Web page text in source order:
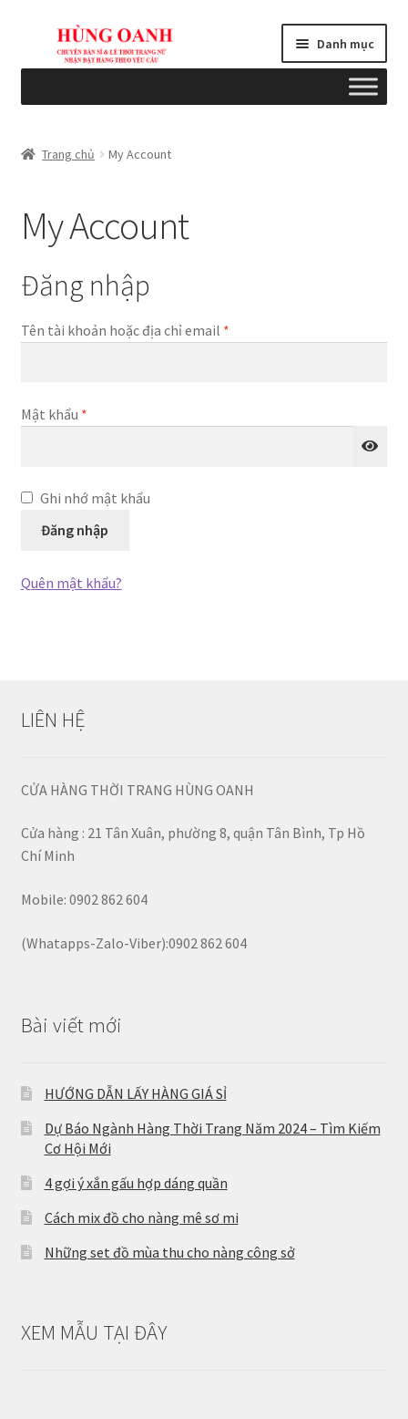
hướng
Chuyển
dung
Danh mục
Blogs
Cart
Checkout
Chúng tôi
Sample Page
Trang chủ My Account
My Account
Đăng nhập
Tên tài khoản hoặc địa chỉ email *Bắt
Mật khẩu *Bắt
Ghi nhớ mật khẩu
Đăng nhập
Quên mật khẩu?
LIÊN HỆ
CỬA HÀNG THỜI TRANG HÙNG OANH
Cửa hàng : 21 Tân Xuân, phường 8, quận Tân Bình, Tp Hồ
Chí Minh
Mobile: 0902 862 604
(Whatapps-Zalo-Viber):0902 862 604
Bài viết mới
HƯỚNG DẪN LẤY HÀNG GIÁ SỈ
Dự Báo Ngành Hàng Thời Trang Năm 2024 – Tìm Kiếm
Cơ Hội Mới
4 gợi ý xắn gấu hợp dáng quần
Cách mix đồ cho nàng mê sơ mi
Những set đồ mùa thu cho nàng công sở
XEM MẪU TẠI ĐÂY